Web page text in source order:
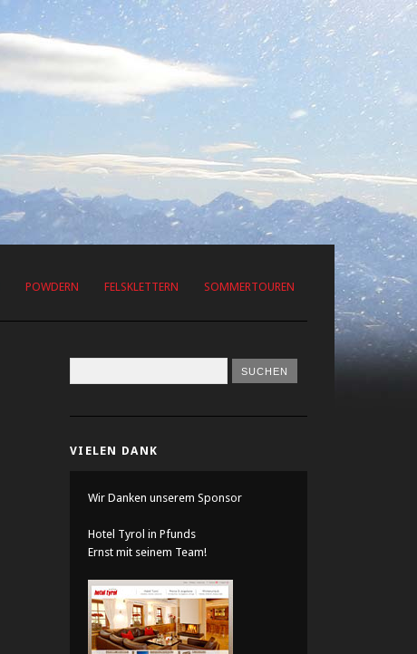
POWDERN FELSKLETTERN SOMMERTOUREN
VIELEN DANK
Wir Danken unserem Sponsor
Hotel Tyrol in Pfunds
Ernst mit seinem Team!